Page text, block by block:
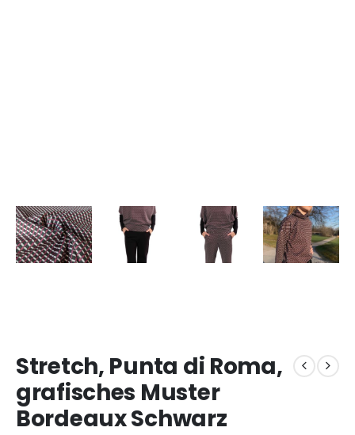
Stretch, Punta di Roma,
grafisches Muster
Bordeaux Schwarz